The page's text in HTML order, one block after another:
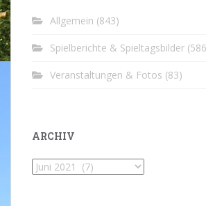
Allgemein (843)
Spielberichte & Spieltagsbilder
Veranstaltungen & Fotos (83)
ARCHIV
Archiv